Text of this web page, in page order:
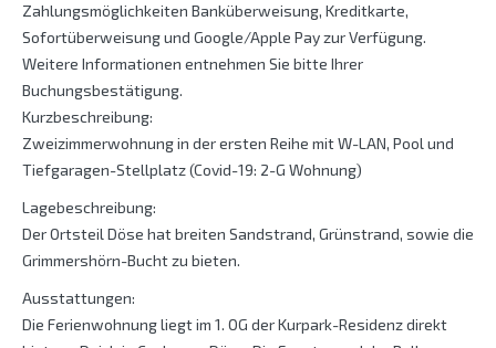
Zahlungsmöglichkeiten Banküberweisung, Kreditkarte,
Sofortüberweisung und Google/Apple Pay zur Verfügung.
Weitere Informationen entnehmen Sie bitte Ihrer
Buchungsbestätigung.
Kurzbeschreibung:
Zweizimmerwohnung in der ersten Reihe mit W-LAN, Pool und
Tiefgaragen-Stellplatz (Covid-19: 2-G Wohnung)
Lagebeschreibung:
Der Ortsteil Döse hat breiten Sandstrand, Grünstrand, sowie die
Grimmershörn-Bucht zu bieten.
Ausstattungen:
Die Ferienwohnung liegt im 1. OG der Kurpark-Residenz direkt